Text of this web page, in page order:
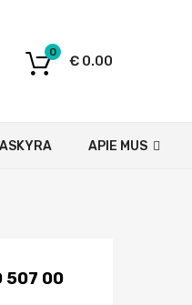
€ 0.00
0
APIE MUS
507 00